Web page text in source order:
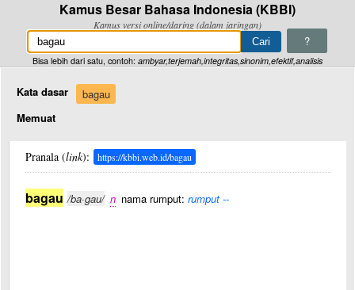
Kamus Besar Bahasa Indonesia (KBBI)
Kamus versi online/daring (dalam jaringan)
?
Bisa lebih dari satu, contoh: ambyar,terjemah,integritas,sinonim,efektif,analisis
Kata dasar
bagau
Memuat
Pranala (link): https://kbbi.web.id/bagau
bagau /ba·gau/ n nama rumput: rumput --